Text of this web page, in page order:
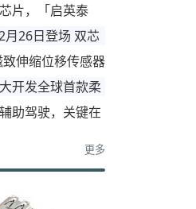
片，「启英泰
化开发和成本门
月26日登场 双芯
伸缩位移传感器
开发全球首款柔
技术空白
助驾驶，关键在
器
更多